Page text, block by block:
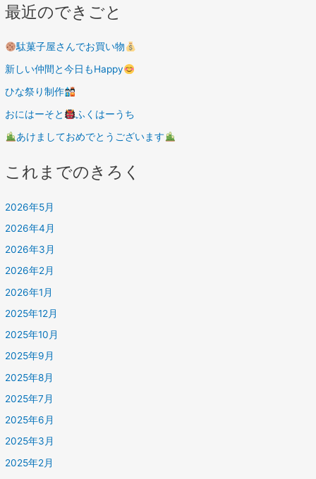
最近のできごと
駄菓子屋さんでお買い物
新しい仲間と今日もHappy
ひな祭り制作
おにはーそと
ふくはーうち
あけましておめでとうございます
これまでのきろく
2026年5月
2026年4月
2026年3月
2026年2月
2026年1月
2025年12月
2025年10月
2025年9月
2025年8月
2025年7月
2025年6月
2025年3月
2025年2月